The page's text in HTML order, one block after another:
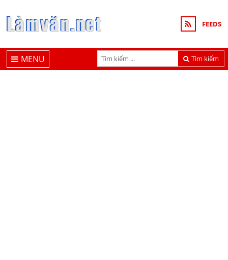
FEEDS
Tìm kiếm
MENU